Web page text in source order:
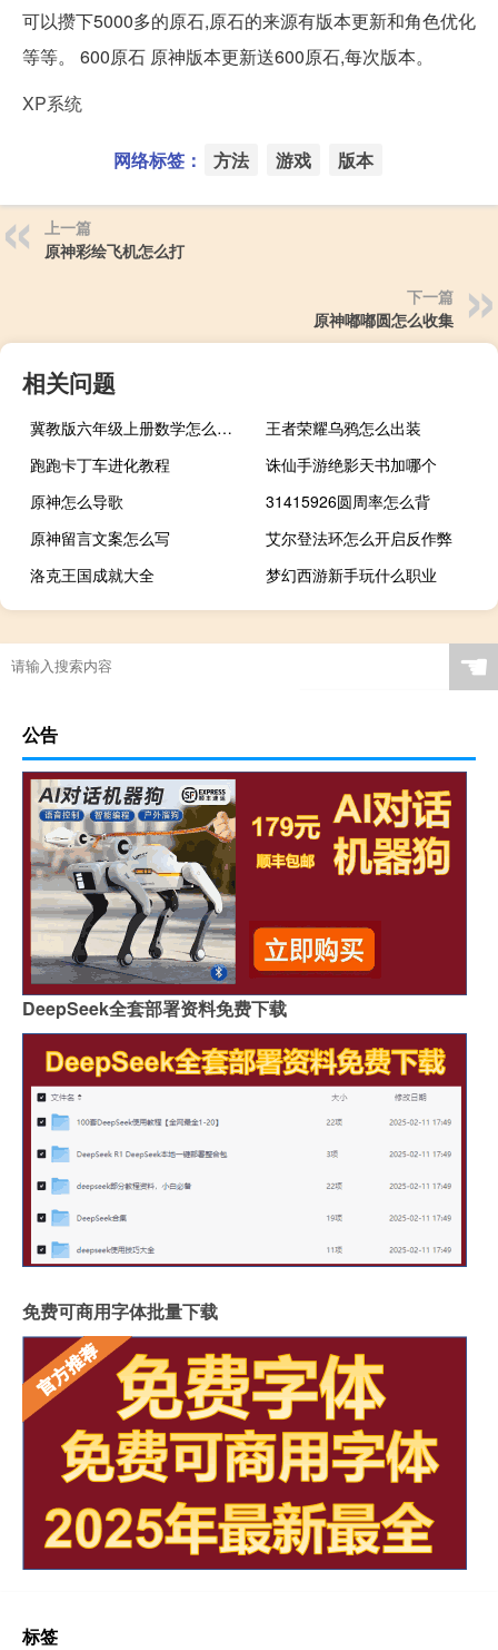
可以攒下5000多的原石,原石的来源有版本更新和角色优化
等等。 600原石 原神版本更新送600原石,每次版本。
XP系统
网络标签： 方法 游戏 版本
上一篇
原神彩绘飞机怎么打
下一篇
原神嘟嘟圆怎么收集
相关问题
冀教版六年级上册数学怎么下载 六年级上册数学网课免费
王者荣耀乌鸦怎么出装
跑跑卡丁车进化教程
诛仙手游绝影天书加哪个
原神怎么导歌
31415926圆周率怎么背
原神留言文案怎么写
艾尔登法环怎么开启反作弊
洛克王国成就大全
梦幻西游新手玩什么职业
☚
公告
DeepSeek全套部署资料免费下载
免费可商用字体批量下载
标签